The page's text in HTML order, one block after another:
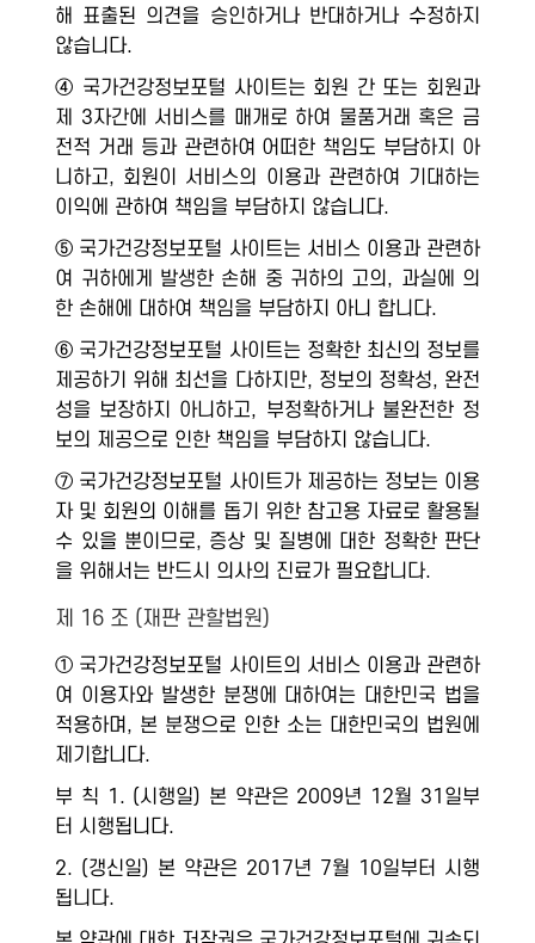
해 표출된 의견을 승인하거나 반대하거나 수정하지
않습니다.
④ 국가건강정보포털 사이트는 회원 간 또는 회원과
제 3자간에 서비스를 매개로 하여 물품거래 혹은 금
전적 거래 등과 관련하여 어떠한 책임도 부담하지 아
니하고, 회원이 서비스의 이용과 관련하여 기대하는
이익에 관하여 책임을 부담하지 않습니다.
⑤ 국가건강정보포털 사이트는 서비스 이용과 관련하
여 귀하에게 발생한 손해 중 귀하의 고의, 과실에 의
한 손해에 대하여 책임을 부담하지 아니 합니다.
⑥ 국가건강정보포털 사이트는 정확한 최신의 정보를
제공하기 위해 최선을 다하지만, 정보의 정확성, 완전
성을 보장하지 아니하고, 부정확하거나 불완전한 정
보의 제공으로 인한 책임을 부담하지 않습니다.
⑦ 국가건강정보포털 사이트가 제공하는 정보는 이용
자 및 회원의 이해를 돕기 위한 참고용 자료로 활용될
수 있을 뿐이므로, 증상 및 질병에 대한 정확한 판단
을 위해서는 반드시 의사의 진료가 필요합니다.
제 16 조 (재판 관할법원)
① 국가건강정보포털 사이트의 서비스 이용과 관련하
여 이용자와 발생한 분쟁에 대하여는 대한민국 법을
적용하며, 본 분쟁으로 인한 소는 대한민국의 법원에
제기합니다.
부 칙 1. (시행일) 본 약관은 2009년 12월 31일부
터 시행됩니다.
2. (갱신일) 본 약관은 2017년 7월 10일부터 시행
됩니다.